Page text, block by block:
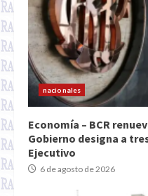
nacionales
Economía – BCR
Gobierno designa a
Ejecutivo
6 de agosto de 2026